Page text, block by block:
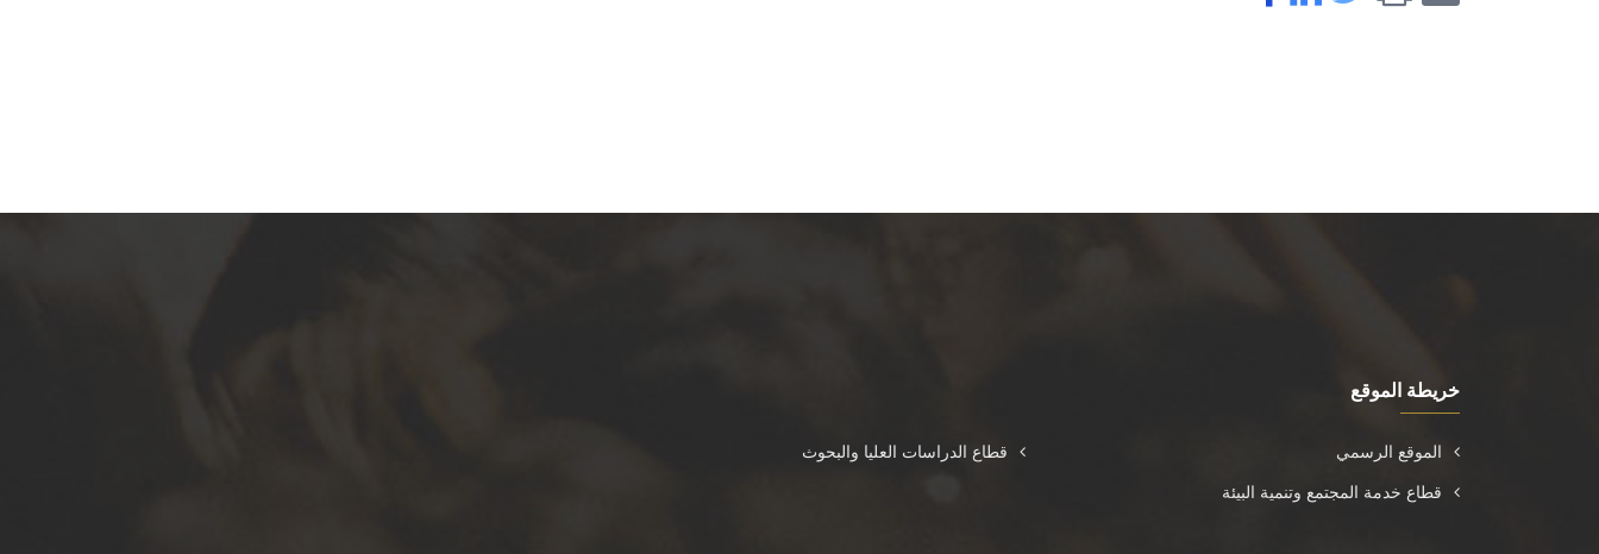
خريطة الموقع
الموقع الرسمي قطاع الدراسات العليا والبحوث
قطاع خدمة المجتمع وتنمية البيئة